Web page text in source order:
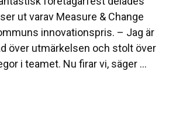
ut varav Measure & Change
innovationspris. – Jag är
över utmärkelsen och stolt över
i teamet. Nu firar vi, säger …